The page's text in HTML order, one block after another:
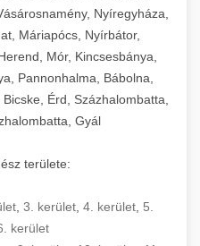
Nyíregyháza,
Máriapócs, Nyírbátor,
Mór, Kincsesbánya,
Pannonhalma, Bábolna,
Érd, Százhalombatta,
Gyál
területe:
3. kerület 4. kerület 5.
kerület